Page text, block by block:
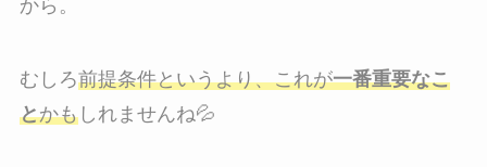
から。
むしろ前提条件というより、これが一番重要なこ
とかもしれませんね💦